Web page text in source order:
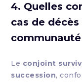
4. Quelles
cas de
Le conjoint
succession,